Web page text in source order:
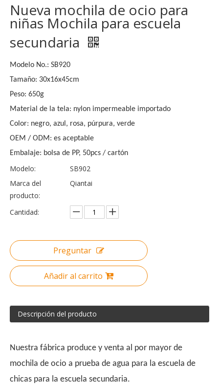
Nueva mochila de ocio para
niñas Mochila para escuela
secundaria
Modelo No.: SB920
Tamaño: 30x16x45cm
Peso: 650g
Material de la tela: nylon impermeable importado
Color: negro, azul, rosa, púrpura, verde
OEM / ODM: es aceptable
Embalaje: bolsa de PP, 50pcs / cartón
Modelo:
SB902
Marca del
producto:
Qiantai
Cantidad:
Preguntar
Añadir al carrito
Descripción del producto
Nuestra fábrica produce y venta al por mayor de
mochila de ocio a prueba de agua para la escuela de
chicas para la escuela secundaria.